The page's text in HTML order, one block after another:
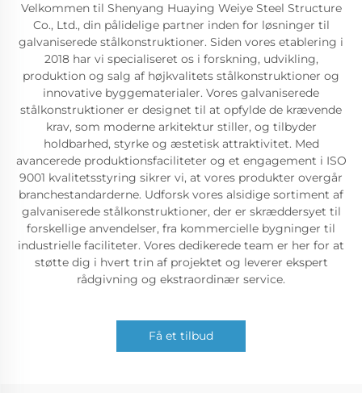
Velkommen til Shenyang Huaying Weiye Steel Structure
Co., Ltd., din pålidelige partner inden for løsninger til
galvaniserede stålkonstruktioner. Siden vores etablering i
2018 har vi specialiseret os i forskning, udvikling,
produktion og salg af højkvalitets stålkonstruktioner og
innovative byggematerialer. Vores galvaniserede
stålkonstruktioner er designet til at opfylde de krævende
krav, som moderne arkitektur stiller, og tilbyder
holdbarhed, styrke og æstetisk attraktivitet. Med
avancerede produktionsfaciliteter og et engagement i ISO
9001 kvalitetsstyring sikrer vi, at vores produkter overgår
branchestandarderne. Udforsk vores alsidige sortiment af
galvaniserede stålkonstruktioner, der er skræddersyet til
forskellige anvendelser, fra kommercielle bygninger til
industrielle faciliteter. Vores dedikerede team er her for at
støtte dig i hvert trin af projektet og leverer ekspert
rådgivning og ekstraordinær service.
Få et tilbud